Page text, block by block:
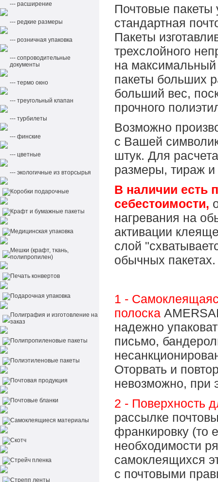
--- расширение
--- редкие размеры
--- розничная упаковка
--- сопроводительные
документы
--- термо окно
--- треугольный клапан
--- турбилеты
--- финские
--- цветные
--- экологичные из вторсырья
Коробки подарочные
Крафт и бумажные пакеты
Медицинская упаковка
Мешки (крафт, ткань,
полипропилен)
Печать конвертов
Подарочная упаковка
Полиграфия и изготовление на
заказ
Полипропиленовые пакеты
Полиэтиленовые пакеты
Почтовая продукция
Почтовые бланки
Самоклеящиеся материалы
Скотч
Стрейч пленка
Стрепп ленты
Почтовые пакеты
стандартная
Пакеты
трехслойного
на максимальный
пакеты больших
больший вес,
прочного
Возможно
с Вашей
штук. Для
размеры, тираж и
В наличии есть
себестоимости,
нагревания на
активации
слой
обычных пакетах.
1 -
полоска
надежно
письмо,
Оторвать и
невозможно, при
2 - Поверхность
рассылке
франкировку (то
необходимости
самоклеящихся
с почтовыми